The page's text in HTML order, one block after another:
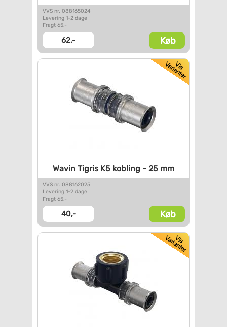
VVS nr. 088165024
Levering 1-2 dage
Fragt 65,-
62,- Køb
Wavin Tigris K5 kobling - 25 mm
VVS nr. 088162025
Levering 1-2 dage
Fragt 65,-
40,- Køb